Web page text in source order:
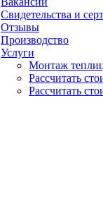
Свидетельства и
Отзывы
Производство
Услуги
Монтаж теплиц
Рассчитать
Рассчитать